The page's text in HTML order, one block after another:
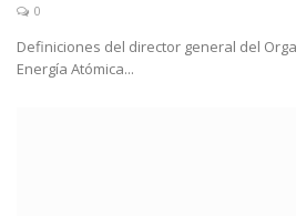
0
Definiciones del director general del
Energía Atómica...